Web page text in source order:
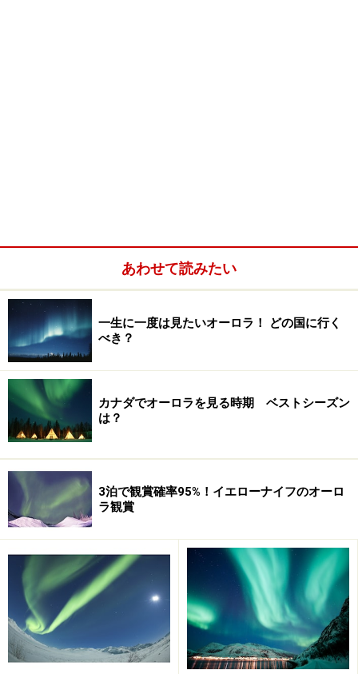
夏のメリットその1 軽装でオーロラ鑑賞
夏のオーロラ観賞なら、普通の冬服で十分。気楽に楽しめる
のが魅力 (C) Tourism Yukon
イエローナイフとホワイトホース。いずれも冬場はマイ
ナス30度を下回ることだって珍しくない極寒の地。スキ
ーウェアなどは何の役にも立たず、極地専用の防寒着に
身を包まないとオーロラ観賞どころではありません。と
ころが、夏はそんな心配も不要！ 8月の最低気温は10度
前後、9月が4度前後と、夏としては相当涼しい気候では
ありますが、東京あたり基準にすると、初冬の服装で十
分通用する程度の気候。重装備に身を包んで零下数十度
の中へ出て行くのは、オーロラを見に行くんだ！という
心の高ぶりもあるのですが、面倒であることも事実……。
あわせて読みたい
一生に一度は見たいオーロラ！ どの国に行く
べき？
カナダでオーロラを見る時期 ベストシーズン
は？
3泊で観賞確率95%！イエローナイフのオーロ
ラ観賞